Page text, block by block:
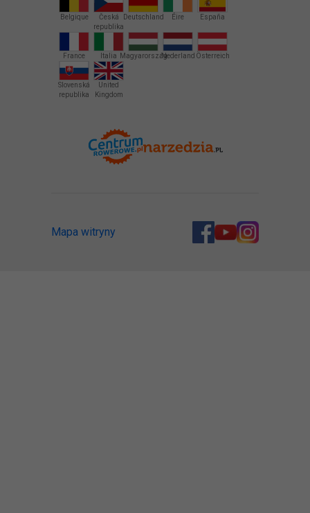
Belgique
Česká
republika
Deutschland Éire España
France Italia MagyarországNederland Österreich
Slovenská
republika
United
Kingdom
Mapa witryny